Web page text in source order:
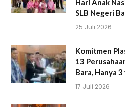
Hari Anak
SLB Negeri
25 Juli 2026
Komitmen
13
Bara, Hanya
17 Juli 2026